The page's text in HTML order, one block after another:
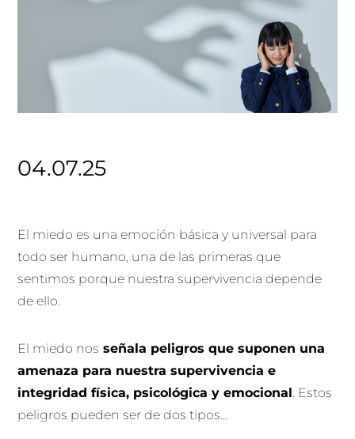
04.07.25
El miedo es una emoción básica y universal para
todo ser humano, una de las primeras que
sentimos porque nuestra supervivencia depende
de ello.
El miedo nos señala peligros que suponen una
amenaza para nuestra supervivencia e
integridad física, psicológica y emocional. Estos
peligros pueden ser de dos tipos…